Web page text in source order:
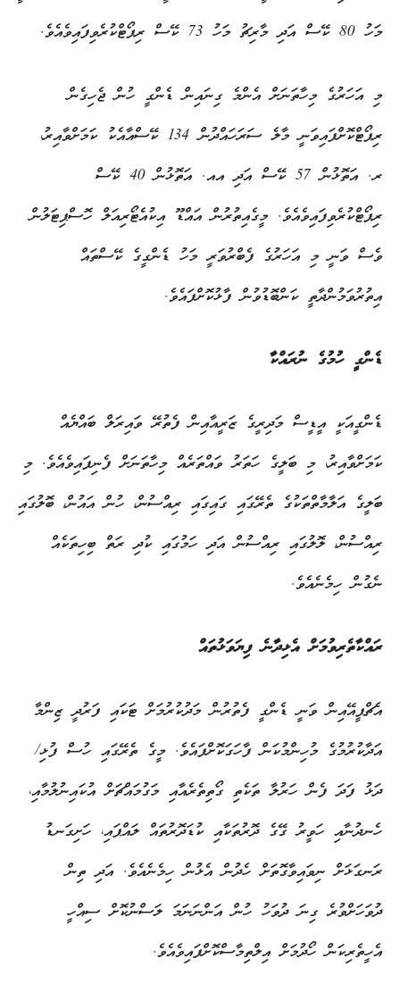
މަހު 80 ކޭސް އަދި މާރިޗު މަހު 73 ކޭސް ރިޕޯޓްކުރެވިފައިވެއެވެ.
މި އަހަރުގެ މިހާތަނަށް އެންމެ ގިނައިން ޑެންގީ ހުން ޖެހިގެން
ރިޕޯޓްކޮށްފައިވަނީ މާލެ ސަރަހައްދުން 134 ކޭސްއާއެކު ކަމަށްވާއިރު،
ރ. އަތޮޅުން 57 ކޭސް އަދި އއ. އަތޮޅުން 40 ކޭސް
ރިޕޯޓްކުރެވިފައިވެއެވެ. މީގެއިތުރުން އައްޑޫ އިކުއެޓޯރިއަލް ހޮސްޕިޓަލުން
ވެސް ވަނީ މި އަހަރުގެ ފެބްރުވަރީ މަހު ޑެންގީގެ ކޭސްތައް
އިތުރުވަމުންދާތީ ކަންބޮޑުވުން ފާޅުކޮށްފައެވެ.
ޑެންގީ ހުމުގެ ނުރައްކާ
ޑެންގީއަކީ އީޑީސް މަދިރީގެ ޒަރީއާއިން ފެތުރޭ ވައިރަލް ބައްޔެއް
ކަމަށްވާއިރު، މި ބަލީގެ ހަތަރު ވައްތަރެއް މިހާތަނަށް ފެނިފައިވެއެވެ. މި
ބަލީގެ އަލާމާތްތަކުގެ ތެރޭގައި ގައިގައި ރިއްސުން، ހުން އައުން، ބޮލުގައި
ރިއްސުން، ލޮލުގައި ރިއްސުން އަދި ހަމުގައި ކުދި ރަތް ބިހިތަކެއް
ނެގުން ހިމެނެއެވެ.
ރައްކާތެރިވުމަށް އެޅިދާނެ ފިޔަވަޅުތައް
އެޗްޕީއޭއިން ވަނީ ޑެންގީ ފެތުރުން މަދުކުރުމަށް ޓަކައި ފަރުދީ ޒިންމާ
އަދާކުރުމުގެ މުހިންމުކަން ފާހަގަކޮށްފައެވެ. މީގެ ތެރޭގައި ހުސް ފުޅި/
ދަޅު ފަދަ ފެން ހަރުލާ ތަކެތި ގޯތިތެރެއާއި މަގުމައްޗަށް އުކައިނުލުމާއި،
ހެނދުނާއި ހަވީރު ގޭގެ ދޮރުތަކާއި ކުޑަދޮރުތައް ލައްޕައި، ހަށިގަނޑު
ރަނގަޅަށް ނިވައިވާގޮތަށް ހެދުން އެޅުން ހިމެނެއެވެ. އަދި ތިން
ދުވަހަށްވުރެ ގިނަ ދުވަހު ހުން އަންނަނަމަ ލަސްނުކޮށް ސިއްހީ
އެހީތެރިކަން ހޯދުމަށް އިލްތިމާސްކޮށްފައިވެއެވެ.